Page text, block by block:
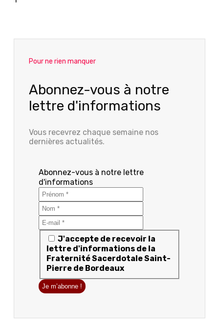
Pour ne rien manquer
Abonnez-vous à notre
lettre d'informations
Vous recevrez chaque semaine nos
dernières actualités.
Abonnez-vous à notre lettre
d'informations
J'accepte de recevoir la
lettre d'informations de la
Fraternité Sacerdotale Saint-
Pierre de Bordeaux